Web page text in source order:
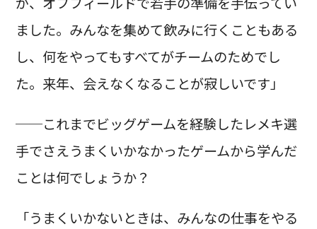
ました。みんなを集めて飲みに行くこともある
し、何をやってもすべてがチームのためでし
た。来年、会えなくなることが寂しいです」
──これまでビッグゲームを経験したレメキ選
手でさえうまくいかなかったゲームから学んだ
ことは何でしょうか？
「うまくいかないときは、みんなの仕事をやる